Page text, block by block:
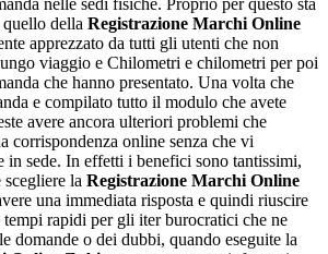
nelle sedi fisiche. Proprio per questo sta
della Registrazione Marchi Online
apprezzato da tutti gli utenti che non
viaggio e Chilometri e chilometri per poi
che hanno presentato. Una volta che
e compilato tutto il modulo che avete
avere ancora ulteriori problemi che
corrispondenza online senza che vi
in sede. In effetti i benefici sono tantissimi,
la Registrazione Marchi Online
una immediata risposta e quindi riuscire
tempi rapidi per gli iter burocratici che ne
domande o dei dubbi, quando eseguite la